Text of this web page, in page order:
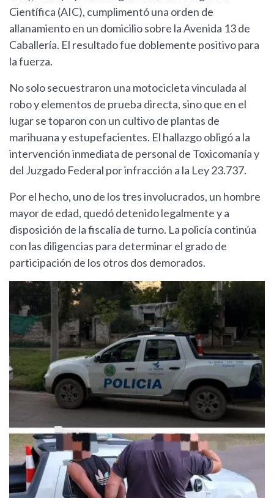
Científica (AIC), cumplimentó una orden de
allanamiento en un domicilio sobre la Avenida 13 de
Caballería. El resultado fue doblemente positivo para
la fuerza.
No solo secuestraron una motocicleta vinculada al
robo y elementos de prueba directa, sino que en el
lugar se toparon con un cultivo de plantas de
marihuana y estupefacientes. El hallazgo obligó a la
intervención inmediata de personal de Toxicomanía y
del Juzgado Federal por infracción a la Ley 23.737.
Por el hecho, uno de los tres involucrados, un hombre
mayor de edad, quedó detenido legalmente y a
disposición de la fiscalía de turno. La policía continúa
con las diligencias para determinar el grado de
participación de los otros dos demorados.